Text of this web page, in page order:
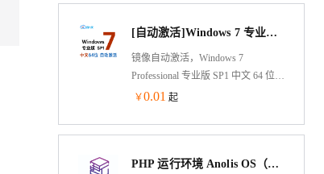
[自动激活]Windows 7 专业版 SP1(2026年7月更新)中文64位 纯净win7系统
镜像自动激活，Windows 7
Professional 专业版 SP1 中文 64 位
纯净版，支持您的旧框架程序运
务器。
￥0.01 起
PHP 运行环境 Anolis OS（龙蜥国产化操作系统）